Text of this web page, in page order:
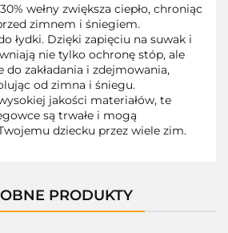
wełny zwiększa ciepło, chroniąc
zimnem i śniegiem.
łydki. Dzięki zapięciu na suwak i
nie tylko ochronę stóp, ale
do zakładania i zdejmowania,
od zimna i śniegu.
jakości materiałów, te
są trwałe i mogą
dziecku przez wiele zim.
PRODUKTY